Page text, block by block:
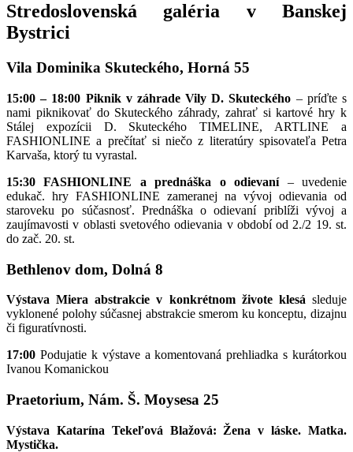
Stredoslovenská galéria v Banskej
Bystrici
Vila Dominika Skuteckého, Horná 55
15:00 – 18:00 Piknik v záhrade Vily D. Skuteckého – príďte s
nami piknikovať do Skuteckého záhrady, zahrať si kartové hry k
Stálej expozícii D. Skuteckého TIMELINE, ARTLINE a
FASHIONLINE a prečítať si niečo z literatúry spisovateľa Petra
Karvaša, ktorý tu vyrastal.
15:30 FASHIONLINE
a prednáška o odievaní – uvedenie
edukač. hry FASHIONLINE zameranej na vývoj odievania od
staroveku po súčasnosť. Prednáška o odievaní priblíži vývoj a
zaujímavosti v oblasti svetového odievania v období od 2./2 19. st.
do zač. 20. st.
Bethlenov dom, Dolná 8
Výstava Miera abstrakcie v konkrétnom živote klesá sleduje
vyklonené polohy súčasnej abstrakcie smerom ku konceptu, dizajnu
či figuratívnosti.
17:00 Podujatie k výstave a komentovaná prehliadka s kurátorkou
Ivanou Komanickou
Praetorium, Nám. Š. Moysesa 25
Výstava Katarína Tekeľová Blažová: Žena v láske. Matka.
Mystička.